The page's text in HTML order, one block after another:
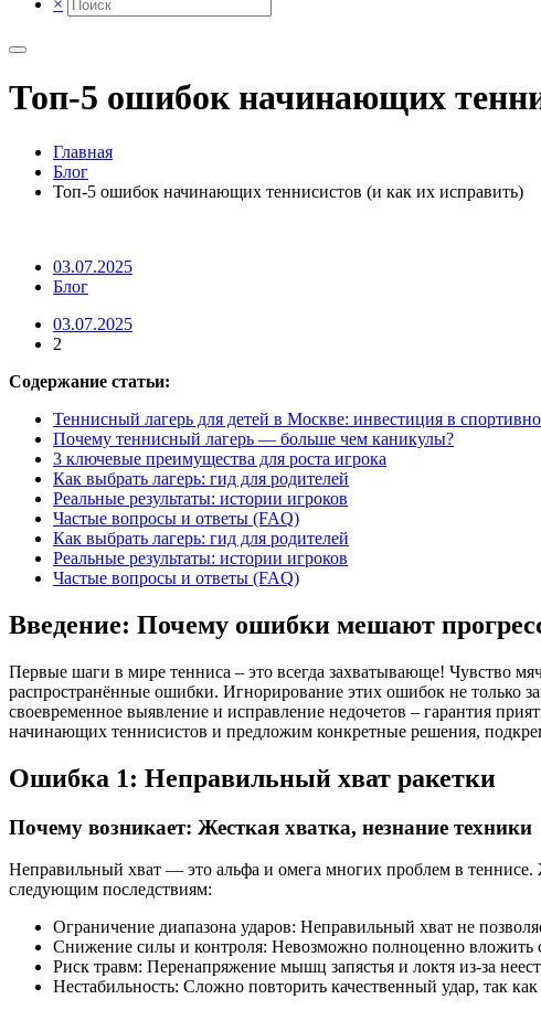
×
Топ-5 ошибок начинающих
Главная
Блог
Топ-5 ошибок начинающих теннисистов (и как их исправить)
03.07.2025
Блог
03.07.2025
2
Содержание статьи:
Теннисный лагерь для детей в Москве: инвестиция в
Почему теннисный лагерь — больше чем каникулы?
3 ключевые преимущества для роста игрока
Как выбрать лагерь: гид для родителей
Реальные результаты: истории игроков
Частые вопросы и ответы (FAQ)
Как выбрать лагерь: гид для родителей
Реальные результаты: истории игроков
Частые вопросы и ответы (FAQ)
Введение: Почему ошибки мешают
Первые шаги в мире тенниса – это всегда захватывающе! Чувство
распространённые ошибки. Игнорирование этих ошибок не только
своевременное выявление и исправление недочетов – гарантия
начинающих теннисистов и предложим конкретные решения,
Ошибка 1: Неправильный хват ракетки
Почему возникает: Жесткая хватка, незнание техники
Неправильный хват — это альфа и омега многих проблем в теннисе.
следующим последствиям:
Ограничение диапазона ударов: Неправильный хват не
Снижение силы и контроля: Невозможно полноценно вложить
Риск травм: Перенапряжение мышц запястья и локтя из-за
Нестабильность: Сложно повторить качественный удар, так